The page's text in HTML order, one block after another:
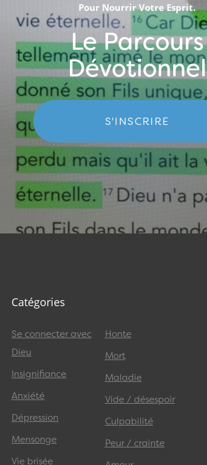
Pour Nourrir Votre Esprit.
Le Parcours
Dévotionnel
S'INSCRIRE
Catégories
Se connecter avec
Dieu
Insignifiance
Anxiété
Dépression
Mensonge
Vie brisée
Honte
Mort
Maladie
Vide / désespoir
Culpabilité
Peur / crainte